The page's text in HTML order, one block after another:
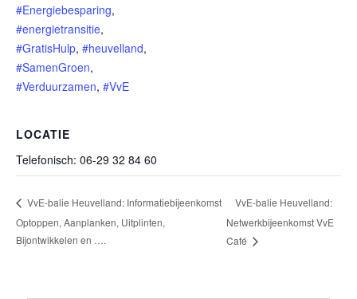
#Energiebesparing,
#energietransitie,
#GratisHulp, #heuvelland,
#SamenGroen,
#Verduurzamen, #VvE
LOCATIE
Telefonisch: 06-29 32 84 60
VvE-balie Heuvelland: Informatiebijeenkomst
Optoppen, Aanplanken, Uitplinten,
Bijontwikkelen en ….
VvE-balie Heuvelland:
Netwerkbijeenkomst VvE
Café